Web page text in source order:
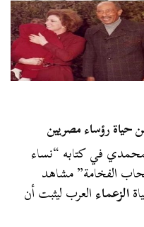
حياة رؤساء مصريين
في كتابه “نساء
الفخامة” مشاهد
الزعماءالعرب ليثبت أن